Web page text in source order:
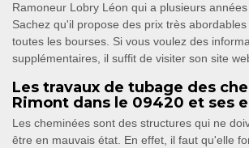
Ramoneur Lobry Léon qui a plusieurs
Sachez qu'il propose des prix très
toutes les bourses. Si vous voulez des
supplémentaires, il suffit de visiter son site
Les travaux de tubage des
Rimont dans le 09420 et ses
Les cheminées sont des structures qui ne
être en mauvais état. En effet, il faut qu'elle